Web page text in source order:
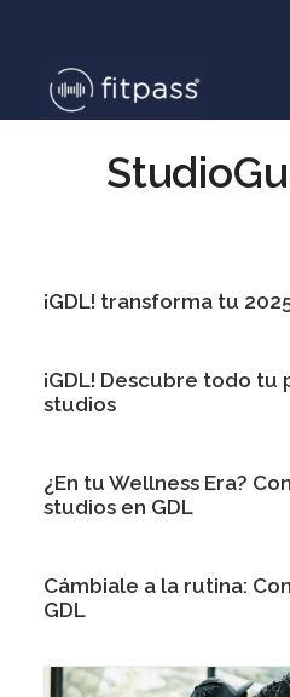
HOME
FITPASS TV
TRENDS
¡GDL! transforma tu
¡GDL! Descubre todo
studios
¿En tu Wellness Era?
studios en GDL
Cámbiale a la rutina:
GDL